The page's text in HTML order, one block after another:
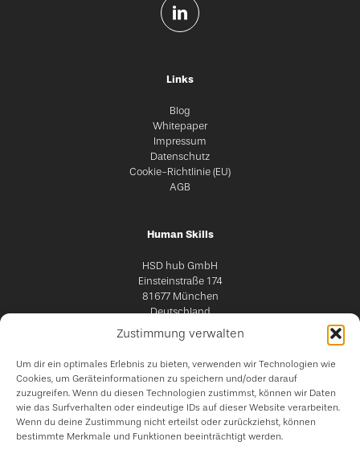
Zustimmung verwalten
Um dir ein optimales Erlebnis zu bieten, verwenden wir Technologien wie
Cookies, um Geräteinformationen zu speichern und/oder darauf
zuzugreifen. Wenn du diesen Technologien zustimmst, können wir Daten
wie das Surfverhalten oder eindeutige IDs auf dieser Website verarbeiten.
Wenn du deine Zustimmung nicht erteilst oder zurückziehst, können
bestimmte Merkmale und Funktionen beeinträchtigt werden.
Links
Blog
Whitepaper
Impressum
Datenschutz
Cookie-Richtlinie (EU)
AGB
Human Skills
HSD hub GmbH
Einsteinstraße 174
81677 München
Deutschland